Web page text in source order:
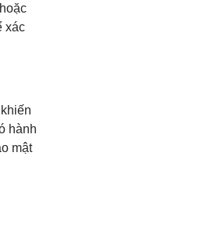
xác
hành
mật